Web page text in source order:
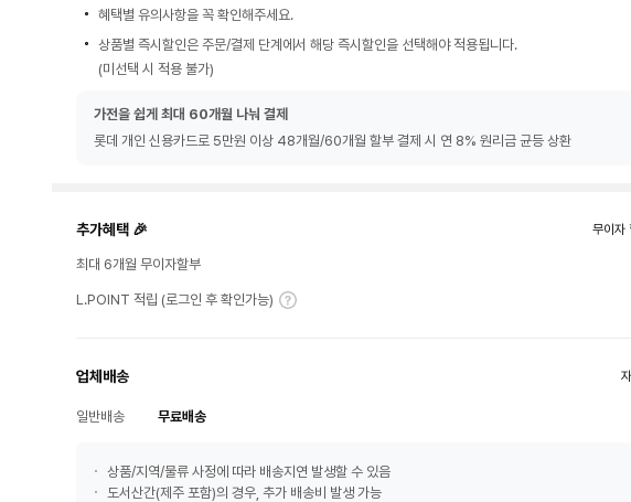
혜택별 유의사항을 꼭 확인해주세요.
상품별 즉시할인은 주문/결제 단계에서 해당 즉시할인을 선택해야 적용됩니다.
(미선택 시 적용 불가)
가전을 쉽게 최대 60개월 나눠 결제
롯데 개인 신용카드로 5만원 이상 48개월/60개월 할부 결제 시 연 8% 원리금 균등 상환
추가혜택 🎉 무이자
최대 6개월 무이자할부
L.POINT 적립 (로그인 후 확인가능)
업체배송
일반배송 무료배송
상품/지역/물류 사정에 따라 배송지연 발생할 수 있음
도서산간(제주 포함)의 경우, 추가 배송비 발생 가능